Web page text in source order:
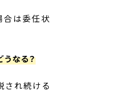
合は委任状
なる？
され続ける